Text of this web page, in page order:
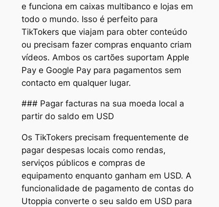
e funciona em caixas multibanco e lojas em
todo o mundo. Isso é perfeito para
TikTokers que viajam para obter conteúdo
ou precisam fazer compras enquanto criam
vídeos. Ambos os cartões suportam Apple
Pay e Google Pay para pagamentos sem
contacto em qualquer lugar.
### Pagar facturas na sua moeda local a
partir do saldo em USD
Os TikTokers precisam frequentemente de
pagar despesas locais como rendas,
serviços públicos e compras de
equipamento enquanto ganham em USD. A
funcionalidade de pagamento de contas do
Utoppia converte o seu saldo em USD para